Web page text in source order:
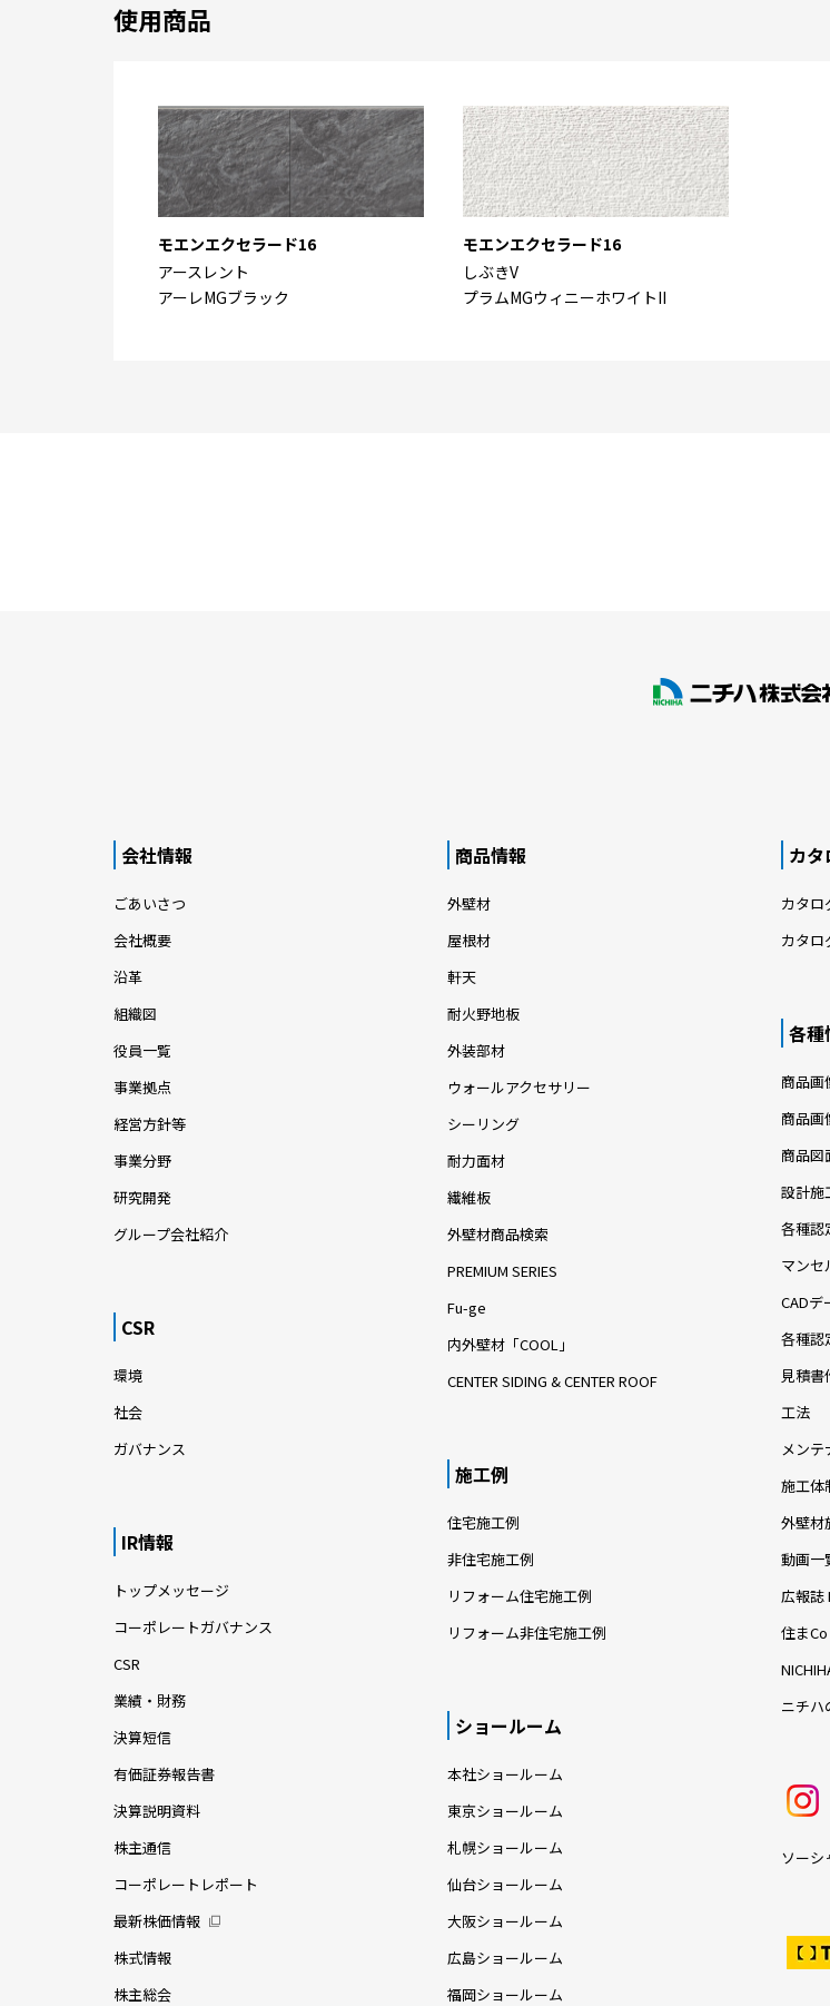
使用商品
モエンエクセラード16
アースレント
アーレMGブラック
モエンエクセラード16
しぶきV
プラムMGウィニーホワイトII
会社情報
ごあいさつ
会社概要
沿革
組織図
役員一覧
事業拠点
経営方針等
事業分野
研究開発
グループ会社紹介
CSR
環境
社会
ガバナンス
IR情報
トップメッセージ
コーポレートガバナンス
CSR
業績・財務
決算短信
有価証券報告書
決算説明資料
株主通信
コーポレートレポート
最新株価情報
株式情報
株主総会
商品情報
外壁材
屋根材
軒天
耐火野地板
外装部材
ウォールアクセサリー
シーリング
耐力面材
繊維板
外壁材商品検索
PREMIUM SERIES
Fu-ge
内外壁材「COOL」
CENTER SIDING & CENTER ROOF
施工例
住宅施工例
非住宅施工例
リフォーム住宅施工例
リフォーム非住宅施工例
ショールーム
本社ショールーム
東京ショールーム
札幌ショールーム
仙台ショールーム
大阪ショールーム
広島ショールーム
福岡ショールーム
カ
カタロ
カタロ
各種
商品画
商品画
商品図
設計施
各種認
マンセ
CADデ
各種認
見積書
工法
メンテ
施工体
外壁材
動画
広報誌
住まCo
ニチハ
ソーシ